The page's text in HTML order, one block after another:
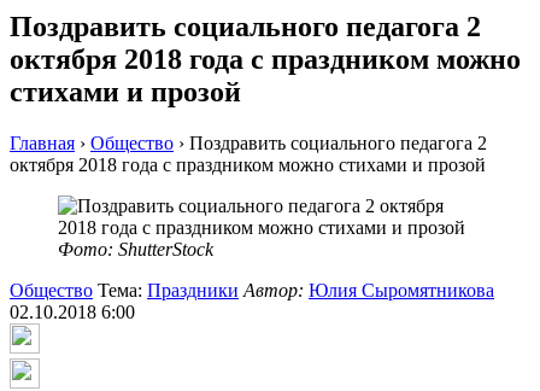
Поздравить социального педагога 2
октября 2018 года с праздником можно
стихами и прозой
Главная › Общество › Поздравить социального педагога 2
октября 2018 года с праздником можно стихами и прозой
Фото: ShutterStock
Общество Тема: Праздники Автор: Юлия Сыромятникова
02.10.2018 6:00